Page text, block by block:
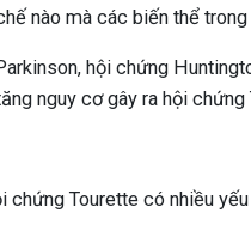
nào mà các biến thể
hội chứng
nguy cơ gây ra hội chứng
chứng Tourette có nhiều